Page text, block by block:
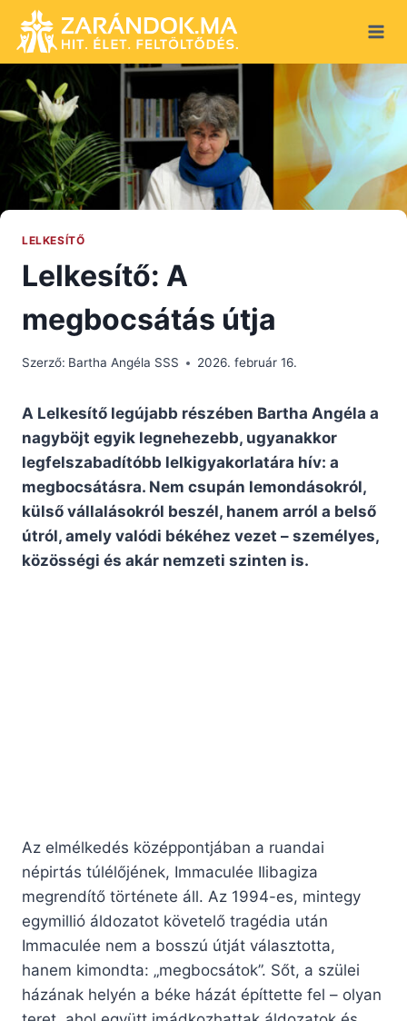
content
LELKESÍTŐ
Lelkesítő: A
megbocsátás útja
Szerző: Bartha Angéla SSS 2026. február 16.
A Lelkesítő legújabb részében Bartha Angéla a
nagyböjt egyik legnehezebb, ugyanakkor
legfelszabadítóbb lelkigyakorlatára hív: a
megbocsátásra. Nem csupán lemondásokról,
külső vállalásokról beszél, hanem arról a belső
útról, amely valódi békéhez vezet – személyes,
közösségi és akár nemzeti szinten is.
Az elmélkedés középpontjában a ruandai
népirtás túlélőjének, Immaculée Ilibagiza
megrendítő története áll. Az 1994-es, mintegy
egymillió áldozatot követelő tragédia után
Immaculée nem a bosszú útját választotta,
hanem kimondta: „megbocsátok”. Sőt, a szülei
házának helyén a béke házát építtette fel – olyan